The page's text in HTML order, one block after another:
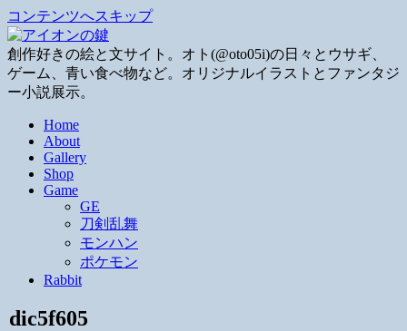
コンテンツへスキップ
創作好きの絵と文サイト。オト(@oto05i)の日々とウサギ、
ゲーム、青い食べ物など。オリジナルイラストとファンタジ
ー小説展示。
Home
About
Gallery
Shop
Game
GE
刀剣乱舞
モンハン
ポケモン
Rabbit
dic5f605